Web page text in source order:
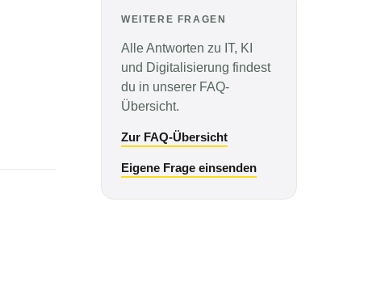
WEITERE FRAGEN
Alle Antworten zu IT, KI
und Digitalisierung findest
du in unserer FAQ-
Übersicht.
Zur FAQ-Übersicht
Eigene Frage einsenden